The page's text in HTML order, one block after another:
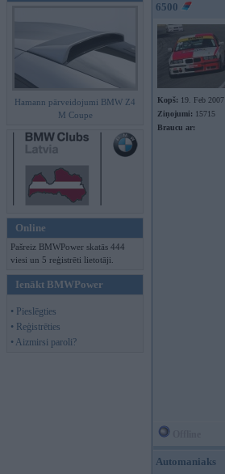
Hamann pārveidojumi BMW Z4
M Coupe
Online
Pašreiz BMWPower skatās 444
viesi un 5 reģistrēti lietotāji.
Ienākt BMWPower
• Pieslēgties
• Reģistrēties
• Aizmirsi paroli?
6500
Kopš: 19. Feb 2007
Ziņojumi: 15715
Braucu ar:
Automaniaks